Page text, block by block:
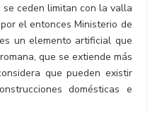
ceden limitan con la valla
el entonces Ministerio de
un elemento artificial que
que se extiende más
que pueden existir
domésticas e